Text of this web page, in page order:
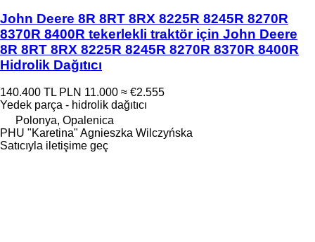
John Deere 8R 8RT 8RX 8225R 8245R 8270R
8370R 8400R tekerlekli traktör için John Deere
8R 8RT 8RX 8225R 8245R 8270R 8370R 8400R
Hidrolik Dağıtıcı
140.400 TL PLN 11.000 ≈ €2.555
Yedek parça - hidrolik dağıtıcı
Polonya, Opalenica
PHU "Karetina" Agnieszka Wilczyńska
Satıcıyla iletişime geç